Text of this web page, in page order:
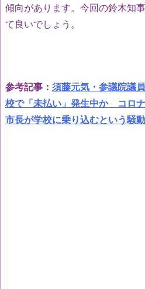
傾向があります。今回の鈴木知
て良いでしょう。
参考記事： 須藤元気・参議院議
校で「未払い」発生中か コロ
市長が学校に乗り込むという騒